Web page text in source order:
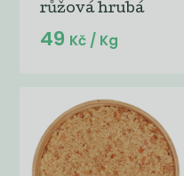
růžová hrubá
49 Kč / Kg